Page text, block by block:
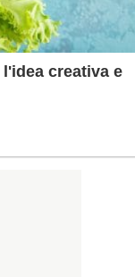
creativa e